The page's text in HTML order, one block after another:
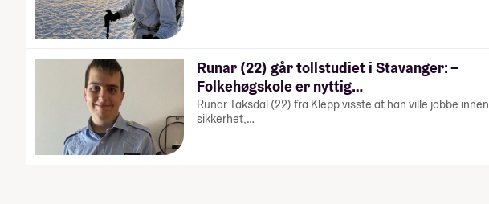
Runar (22) går tollstudiet i Stavanger: –
Folkehøgskole er nyttig…
Runar Taksdal (22) fra Klepp visste at han ville jobbe innen
sikkerhet,…